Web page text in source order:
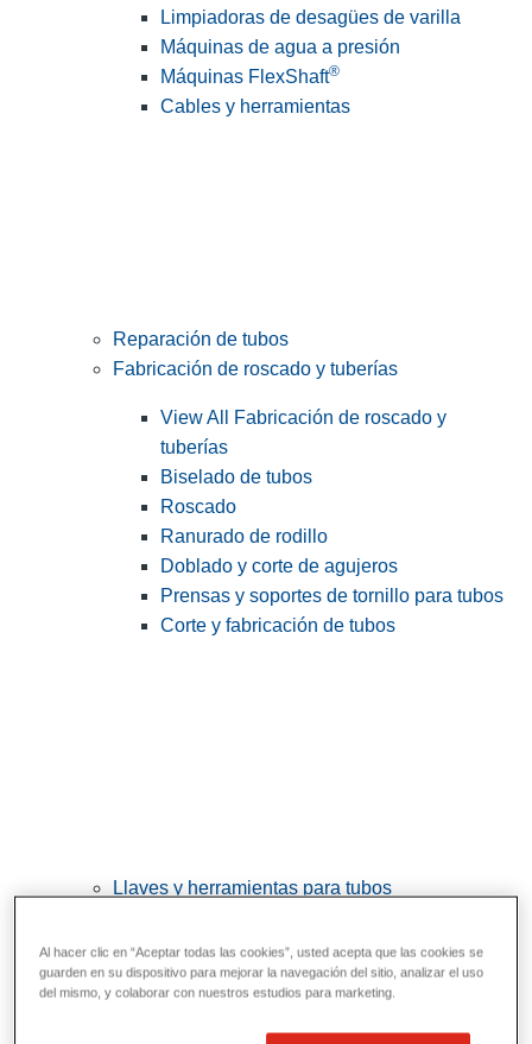
Limpiadoras de desagües de varilla
Máquinas de agua a presión
Máquinas FlexShaft®
Cables y herramientas
Reparación de tubos
Fabricación de roscado y tuberías
View All Fabricación de roscado y
tuberías
Biselado de tubos
Roscado
Ranurado de rodillo
Doblado y corte de agujeros
Prensas y soportes de tornillo para tubos
Corte y fabricación de tubos
Llaves y herramientas para tubos
Llaves
Curvado y conformado
Al hacer clic en “Aceptar todas las cookies”, usted acepta que las cookies se
guarden en su dispositivo para mejorar la navegación del sitio, analizar el uso
del mismo, y colaborar con nuestros estudios para marketing.